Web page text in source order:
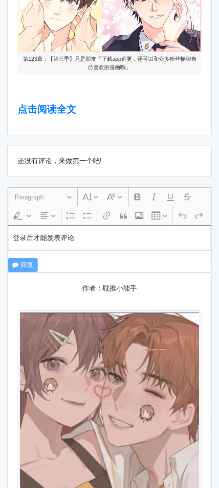
第123章：【第三季】只是朋友「下载app追更，还可以和众多粉丝畅聊自
己喜欢的漫画哦」
点击阅读全文
还没有评论，来做第一个吧!
Paragraph
登录后才能发表评论
回复
作者：耽推小能手